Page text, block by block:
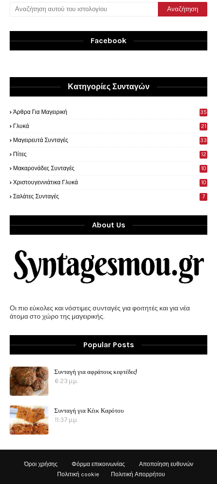
Facebook
Κατηγορίες Συνταγών
Άρθρα Για Μαγειρική
35
Γλυκά
21
Μαγειρευτά Συνταγές 33
Πίτες 12
Μακαρονάδες Συνταγές 10
Χριστουγεννιάτικα Γλυκά 10
Σαλάτες Συνταγές 7
About Us
Οι πιο εύκολες και νόστιμες συνταγές για φοιτητές και για νέα
άτομα στο χώρο της μαγειρικής.
Popular Posts
Συνταγή για αφράτους κεφτέδες!
6:23 μ.μ.
Συνταγή για Κέικ Καρότου
11:37 μ.μ.
Όροι χρήσης Φόρμα επικοινωνίας
Αποποίηση ευθυνών
Πολιτική cookie
Πολιτική Απορρήτου